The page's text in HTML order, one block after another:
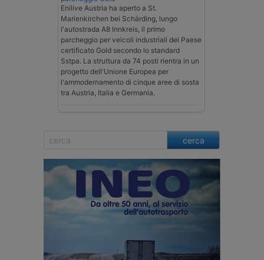
Enilive Austria ha aperto a St.
Marienkirchen bei Schärding, lungo
l'autostrada A8 Innkreis, il primo
parcheggio per veicoli industriali del Paese
certificato Gold secondo lo standard
Sstpa. La struttura da 74 posti rientra in un
progetto dell'Unione Europea per
l'ammodernamento di cinque aree di sosta
tra Austria, Italia e Germania.
cerca